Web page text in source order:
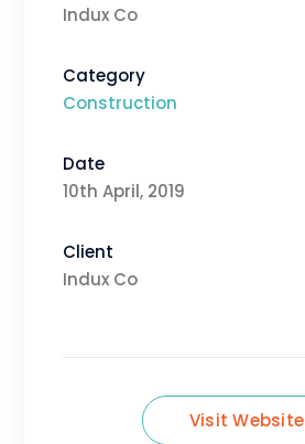
Indux Co
Category
Construction
Date
10th April, 2019
Client
Indux Co
Visit Website